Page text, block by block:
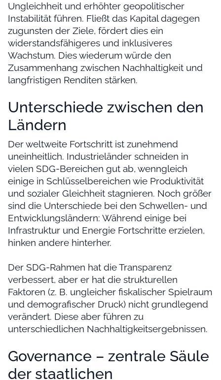
Ungleichheit und erhöhter geopolitischer
Instabilität führen. Fließt das Kapital dagegen
zugunsten der Ziele, fördert dies ein
widerstandsfähigeres und inklusiveres
Wachstum. Dies wiederum würde den
Zusammenhang zwischen Nachhaltigkeit und
langfristigen Renditen stärken.
Unterschiede zwischen den
Ländern
Der weltweite Fortschritt ist zunehmend
uneinheitlich. Industrieländer schneiden in
vielen SDG-Bereichen gut ab, wenngleich
einige in Schlüsselbereichen wie Produktivität
und sozialer Gleichheit stagnieren. Noch größer
sind die Unterschiede bei den Schwellen- und
Entwicklungsländern: Während einige bei
Infrastruktur und Energie Fortschritte erzielen,
hinken andere hinterher.
Der SDG-Rahmen hat die Transparenz
verbessert, aber er hat die strukturellen
Faktoren (z. B. ungleicher fiskalischer Spielraum
und demografischer Druck) nicht grundlegend
verändert. Diese aber führen zu
unterschiedlichen Nachhaltigkeitsergebnissen.
Governance – zentrale Säule
der staatlichen